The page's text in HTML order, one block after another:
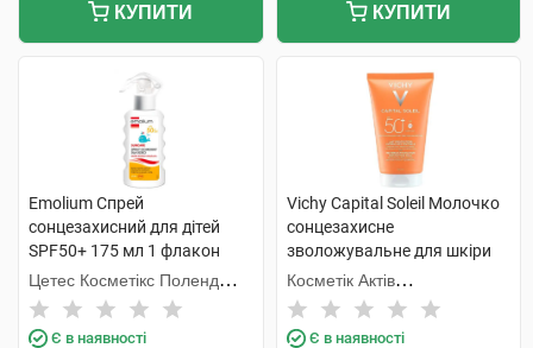
КУПИТИ КУПИТИ
Emolium Спрей
сонцезахисний для дітей
SPF50+ 175 мл 1 флакон
Цетес Косметікс Поленд
Сп.з о.о.
Є в наявності
Vichy Capital Soleil Молочко
сонцезахисне
зволожувальне для шкіри
обличчя та тіла дітей та
дорослих SPF50+ 150 мл 1
туба
Косметік Актів
Інтернаціональ
Є в наявності